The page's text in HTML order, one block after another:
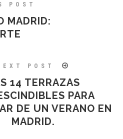
POST
MADRID:
POST
14 TERRAZAS
PARA
DE UN VERANO EN
MADRID.